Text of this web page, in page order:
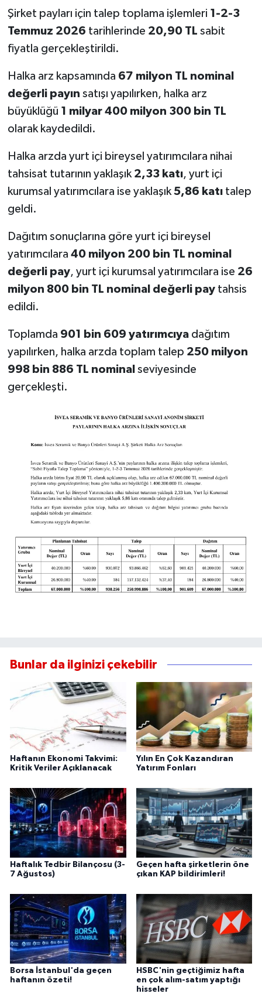
Şirket payları için talep toplama işlemleri 1-2-3
Temmuz 2026 tarihlerinde 20,90 TL sabit
fiyatla gerçekleştirildi.
Halka arz kapsamında 67 milyon TL nominal
değerli payın satışı yapılırken, halka arz
büyüklüğü 1 milyar 400 milyon 300 bin TL
olarak kaydedildi.
Halka arzda yurt içi bireysel yatırımcılara nihai
tahsisat tutarının yaklaşık 2,33 katı, yurt içi
kurumsal yatırımcılara ise yaklaşık 5,86 katıtalep
geldi.
Dağıtım sonuçlarına göre yurt içi bireysel
yatırımcılara 40 milyon 200 bin TL nominal
değerli pay, yurt içi kurumsal yatırımcılara ise 26
milyon 800 bin TL nominal değerli paytahsis
edildi.
Toplamda 901 bin 609 yatırımcıyadağıtım
yapılırken, halka arzda toplam talep 250 milyon
998 bin 886 TL nominal seviyesinde
gerçekleşti.
Bunlar da ilginizi çekebilir
Haftanın Ekonomi Takvimi:
Kritik Veriler Açıklanacak
Yılın En Çok Kazandıran
Yatırım Fonları
Haftalık Tedbir Bilançosu (3-
7 Ağustos)
Geçen hafta şirketlerin öne
çıkan KAP bildirimleri!
Borsa İstanbul'da geçen
haftanın özeti!
HSBC'nin geçtiğimiz hafta
en çok alım-satım yaptığı
hisseler